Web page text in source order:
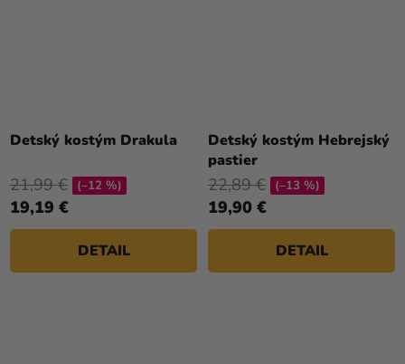
Detský kostým Drakula
hodnotenie
je
4,5
5
hviezdičiek.
19,19 €
21,99 € (–12 %)
DETAIL
Detský kostým Hebrejský
pastier
19,90 €
22,89 € (–13 %)
DETAIL